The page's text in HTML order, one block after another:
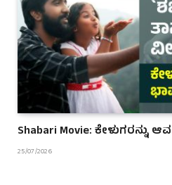
Shabari Movie: ಕೇಳುಗರನ್ನು
25/07/2026